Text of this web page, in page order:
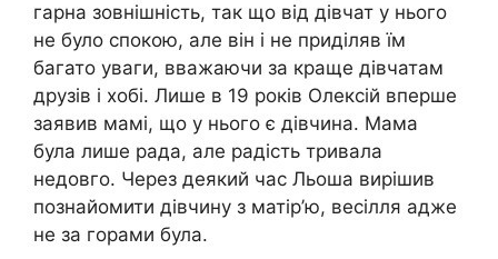
гарна зовнішність, так що від дівчат у нього
не було спокою, але він і не приділяв їм
багато уваги, вважаючи за краще дівчатам
друзів і хобі. Лише в 19 років Олексій вперше
заявив мамі, що у нього є дівчина. Мама
була лише рада, але радість тривала
недовго. Через деякий час Льоша вирішив
познайомити дівчину з матір’ю, весілля адже
не за горами була.